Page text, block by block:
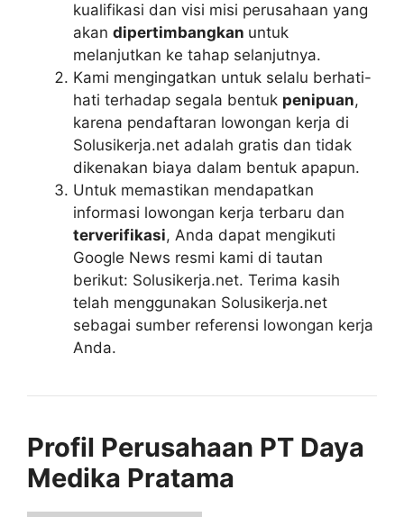
kualifikasi dan visi misi perusahaan yang
akan dipertimbangkan untuk
melanjutkan ke tahap selanjutnya.
Kami mengingatkan untuk selalu berhati-
hati terhadap segala bentuk penipuan,
karena pendaftaran lowongan kerja di
Solusikerja.net adalah gratis dan tidak
dikenakan biaya dalam bentuk apapun.
Untuk memastikan mendapatkan
informasi lowongan kerja terbaru dan
terverifikasi, Anda dapat mengikuti
Google News resmi kami di tautan
berikut: Solusikerja.net. Terima kasih
telah menggunakan Solusikerja.net
sebagai sumber referensi lowongan kerja
Anda.
Profil Perusahaan PT Daya
Medika Pratama